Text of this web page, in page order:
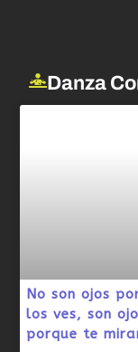
Danza
No son ojos
los ves, son
porque te